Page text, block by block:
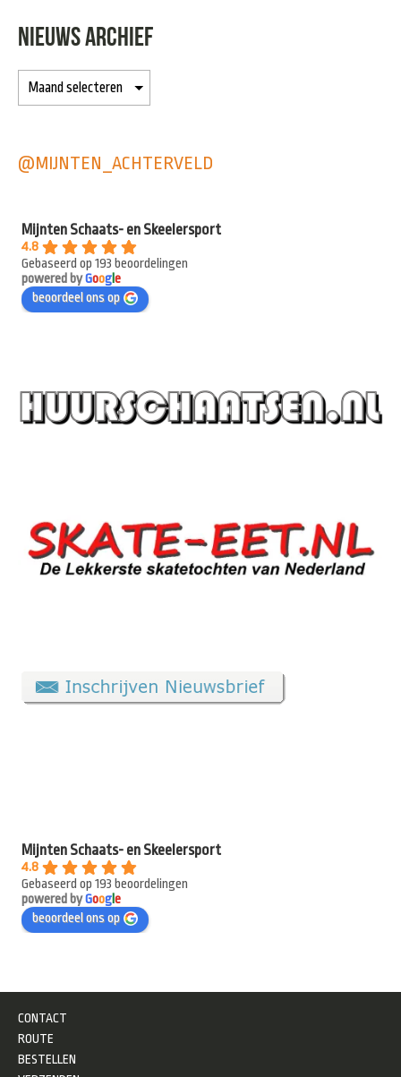
NIEUWS ARCHIEF
@MIJNTEN_ACHTERVELD
Mijnten Schaats- en Skeelersport
4.8
Gebaseerd op 193 beoordelingen
powered byGooge
beoordeel ons op
Mijnten Schaats- en Skeelersport
4.8
Gebaseerd op 193 beoordelingen
powered byGooge
beoordeel ons op
CONTACT
ROUTE
BESTELLEN